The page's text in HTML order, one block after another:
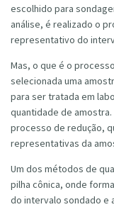
escolhido para
análise, é realizado o
representativo do
Mas, o que é o
selecionada uma
para ser tratada em
quantidade de
processo de redução,
representativas da
Um dos métodos de
pilha cônica, onde
do intervalo sondado e